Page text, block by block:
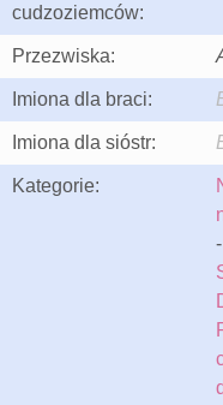
cudzoziemców:
Przezwiska:
Imiona dla braci:
Imiona dla sióstr:
Kategorie:
-